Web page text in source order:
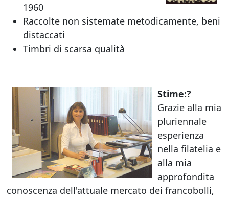
1960
Raccolte non sistemate metodicamente, beni
distaccati
Timbri di scarsa qualità
Stime:?
Grazie alla mia
pluriennale
esperienza
nella filatelia e
alla mia
approfondita
conoscenza dell'attuale mercato dei francobolli,